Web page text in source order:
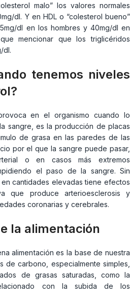
malo” los valores normales
dl. Y en HDL o “colesterol bueno”
dl en los hombres y 40mg/dl en
mencionar que los triglicéridos
dl.
tenemos niveles
en el organismo cuando lo
sangre, es la producción de placas
de grasa en las paredes de las
por el que la sangre puede pasar,
o en casos más extremos
el paso de la sangre. Sin
cantidades elevadas tiene efectos
que produce arterioesclerosis y
coronarias y cerebrales.
la alimentación
alimentación es la base de nuestra
de carbono, especialmente simples,
de grasas saturadas, como la
con la subida de los